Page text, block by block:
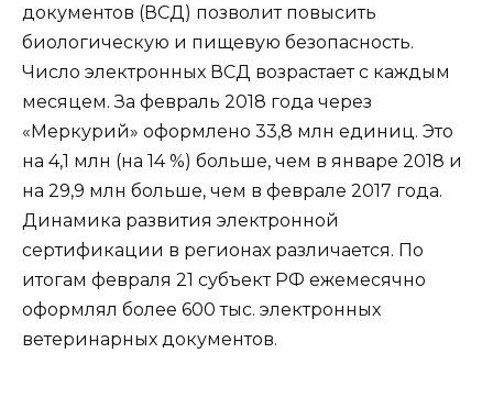
документов (ВСД) позволит повысить
биологическую и пищевую безопасность.
Число электронных ВСД возрастает с каждым
месяцем. За февраль 2018 года через
«Меркурий» оформлено 33,8 млн единиц. Это
на 4,1 млн (на 14 %) больше, чем в январе 2018 и
на 29,9 млн больше, чем в феврале 2017 года.
Динамика развития электронной
сертификации в регионах различается. По
итогам февраля 21 субъект РФ ежемесячно
оформлял более 600 тыс. электронных
ветеринарных документов.